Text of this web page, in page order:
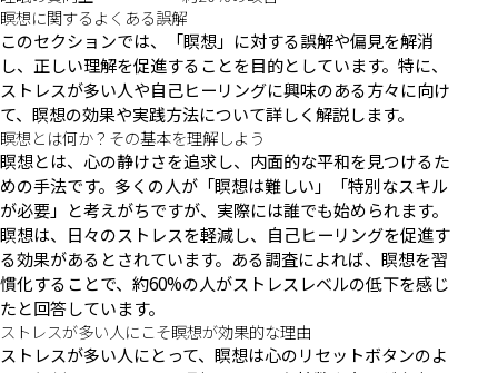
瞑想に関するよくある誤解
このセクションでは、「瞑想」に対する誤解や偏見を解消
し、正しい理解を促進することを目的としています。特に、
ストレスが多い人や自己ヒーリングに興味のある方々に向け
て、瞑想の効果や実践方法について詳しく解説します。
瞑想とは何か？その基本を理解しよう
瞑想とは、心の静けさを追求し、内面的な平和を見つけるた
めの手法です。多くの人が「瞑想は難しい」「特別なスキル
が必要」と考えがちですが、実際には誰でも始められます。
瞑想は、日々のストレスを軽減し、自己ヒーリングを促進す
る効果があるとされています。ある調査によれば、瞑想を習
慣化することで、約60%の人がストレスレベルの低下を感じ
たと回答しています。
ストレスが多い人にこそ瞑想が効果的な理由
ストレスが多い人にとって、瞑想は心のリセットボタンのよ